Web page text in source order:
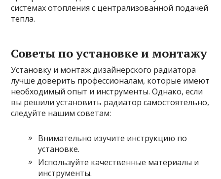
системах отопления с централизованной подачей
тепла.
Советы по установке и монтажу
Установку и монтаж дизайнерского радиатора
лучше доверить профессионалам, которые имеют
необходимый опыт и инструменты. Однако, если
вы решили установить радиатор самостоятельно,
следуйте нашим советам:
Внимательно изучите инструкцию по
установке.
Используйте качественные материалы и
инструменты.